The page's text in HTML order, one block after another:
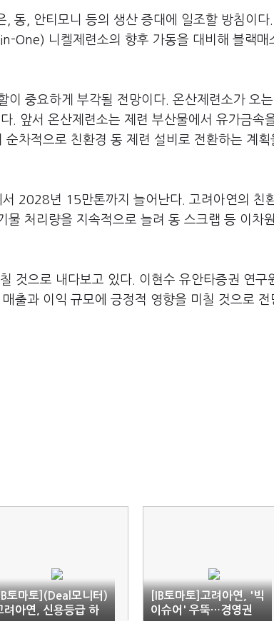
동, 안티모니 등의 생산 증대에 일조할 방침이다
One) 니켈제련소의 향후 가동을 대비해 블랙매
이 중요하게 부각될 전망이다. 온산제련소가 오
앞서 온산제련소는 제련 부산물에서 유가금속
차적으로 친환경 동 제련 설비로 전환하는 계획
2028년 15만톤까지 늘어난다. 고려아연의 친
처리량을 지속적으로 늘려 동 스크랩 등 이차
것으로 내다보고 있다. 이현수 유안타증권 연구
출과 이익 규모에 긍정적 영향을 미칠 것으로 전
토마토](Deal모니터)
려아연, 신용등급 하
에도 3500억 회사채
[IB토마토]고려아연, '빅
이슈어' 우뚝…경영권
방어에 팔 걷는 증권사